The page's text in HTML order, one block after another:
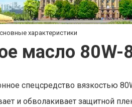
характеристики
масло 80W-
спецсредство вязкостью
и обволакивает защитной